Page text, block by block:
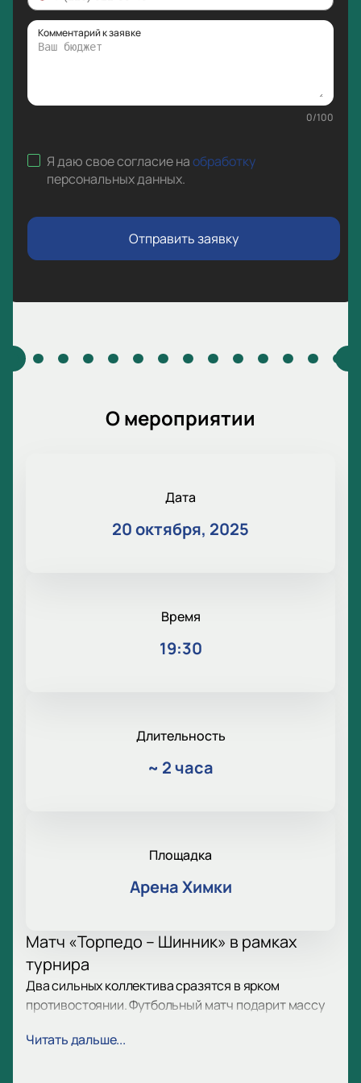
Комментарий к заявке
0/100
Я даю свое согласие наобработку
персональных данных.
Отправить заявку
О мероприятии
Дата
20 октября, 2025
Время
19:30
Длительность
~ 2 часа
Площадка
Арена Химки
Матч «Торпедо – Шинник» в рамках
турнира
Два сильных коллектива сразятся в ярком
противостоянии. Футбольный матч подарит массу
российского футбола. Атмосфера турнира, борьба
Читать дальше...